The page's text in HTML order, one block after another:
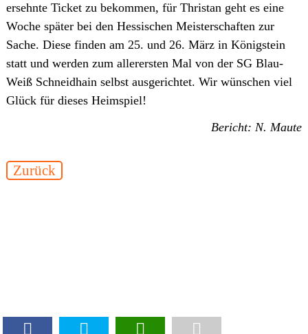
ersehnte Ticket zu bekommen, für Thristan geht es eine
Woche später bei den Hessischen Meisterschaften zur
Sache. Diese finden am 25. und 26. März in Königstein
statt und werden zum allerersten Mal von der SG Blau-
Weiß Schneidhain selbst ausgerichtet. Wir wünschen viel
Glück für dieses Heimspiel!
Bericht: N. Maute
Zurück